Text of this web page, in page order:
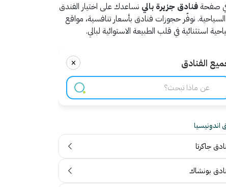
في صفحة فنادق جزيرة بالي نساعدك على اختيار الفندق
نوفّر حجوزات فنادق بأسعار تنافسية، مواقع
في قلب الطبيعة الاستوائية لبالي.
الفنادق ×
اندونيسيا
جاكرتا
بونشاك